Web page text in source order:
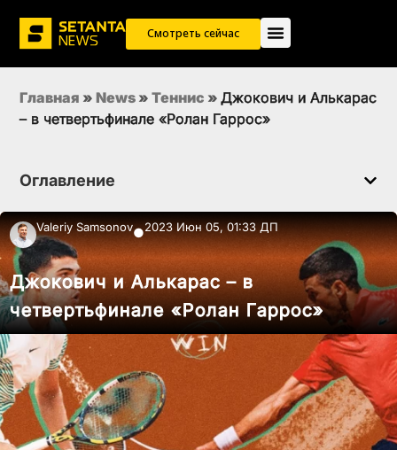
Смотреть сейчас
Главная » News » Теннис » Джокович и Алькарас
– в четвертьфинале «Ролан Гаррос»
Оглавление
Valeriy Samsonov●2023 Июн 05, 01:33 ДП
Джокович и Алькарас – в
четвертьфинале «Ролан Гаррос»